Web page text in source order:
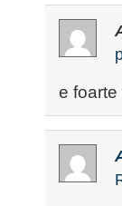
e foarte